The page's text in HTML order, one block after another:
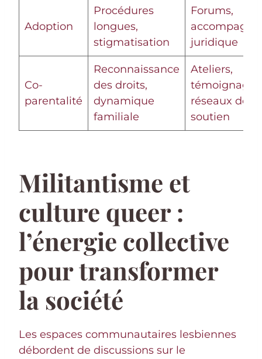
Adoption
Procédures
longues,
stigmatisation
Forums,
juridique
Co-
parentalité
Reconnaissance
des droits,
dynamique
familiale
Ateliers,
réseaux de
soutien
Militantisme et
culture queer :
l’énergie collective
pour transformer
la société
Les espaces communautaires lesbiennes
débordent de discussions sur le